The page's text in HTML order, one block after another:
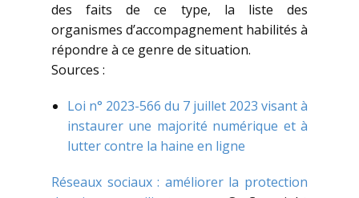
des faits de ce type, la liste des
organismes d’accompagnement habilités à
répondre à ce genre de situation.
Sources :
Loi n° 2023-566 du 7 juillet 2023 visant à
instaurer une majorité numérique et à
lutter contre la haine en ligne
Réseaux sociaux : améliorer la protection